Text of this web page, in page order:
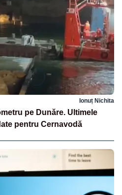
Ionuț Nichita
pe Dunăre. Ultimele
pentru Cernavodă